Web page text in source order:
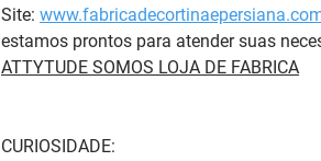
Site:
estamos prontos para atender suas
ATTYTUDE SOMOS LOJA DE FABRICA
CURIOSIDADE: